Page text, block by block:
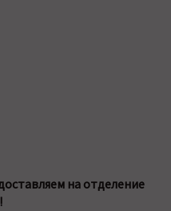
на отделение